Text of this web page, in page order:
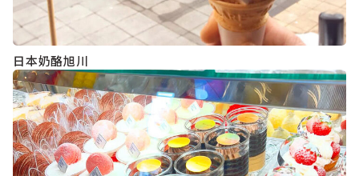
日本奶酪旭川